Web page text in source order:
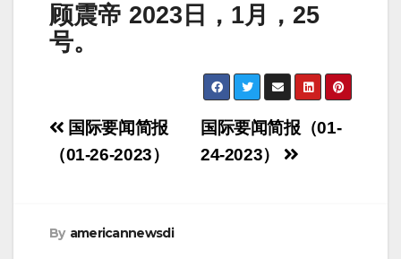
顾震帝 2023日，1月，25
号。
Post
navigation
国际要闻简报（01-
24-2023）
国际要闻简报
（01-26-2023）
By americannewsdi